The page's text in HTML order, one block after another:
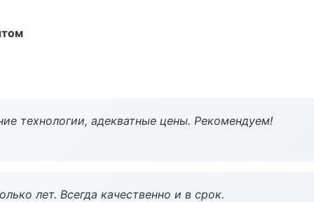
технологии, адекватные цены. Рекомендуем!
лет. Всегда качественно и в срок.